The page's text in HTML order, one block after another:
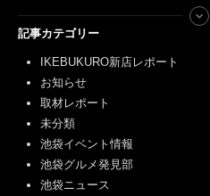
記事カテゴリー
IKEBUKURO新店レポート
お知らせ
取材レポート
未分類
池袋イベント情報
池袋グルメ発見部
池袋ニュース